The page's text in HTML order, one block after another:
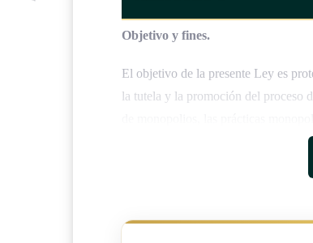
Objetivo y fines.
El objetivo de la presente Ley es
la tutela y la promoción del proceso
eliminación de las regulaciones